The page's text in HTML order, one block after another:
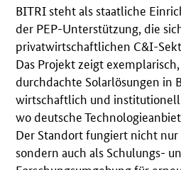
BITRI steht als staatliche
der PEP-Unterstützung, die
privatwirtschaftlichen C&I-
Das Projekt zeigt
durchdachte Solarlösungen in
wirtschaftlich und
wo deutsche
Der Standort fungiert nicht nur
sondern auch als Schulungs-